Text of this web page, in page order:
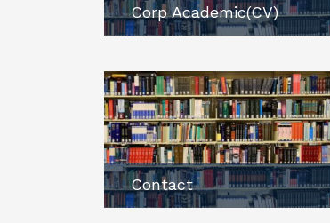
Corp Academic(CV)
Contact